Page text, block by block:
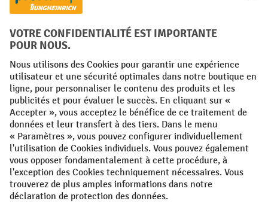
FR NL
Conditions générales Mentions légales
Protection des Données Politique de cookies
All prices excl. VAT plusshipping costsand possible delivery charges,
if not stated otherwise.
¹ La remise est valable jusqu'à épuisement des stocks. La remise ne
s'applique pas aux prix spéciaux. Il n'est pas possible de le combiner
avec d'autres réductions en pourcentage ou bons de réduction. | ² La
réduction sera accordée une seule fois lors de la première inscription
à la newsletter. Le code de réduction est valable pendant 10 jours et